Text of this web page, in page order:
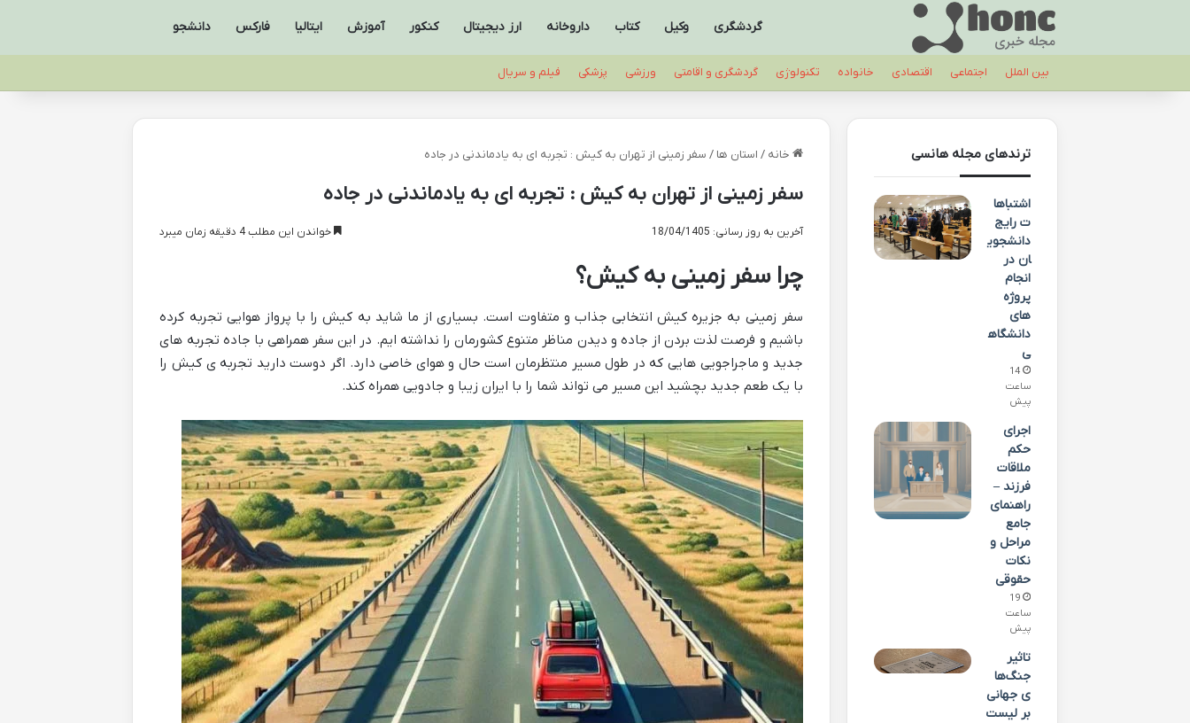
گردشگری وکیل کتاب داروخانه ارز دیجیتال کنکور آموزش ایتالیا فارکس دانشجو
بین الملل اجتماعی اقتصادی خانواده تکنولوژی گردشگری و اقامتی ورزشی پزشکی فیلم و سریال
خانه / استان ها / سفر زمینی از تهران به کیش : تجربه ای به یادماندنی در جاده
سفر زمینی از تهران به کیش : تجربه ای به یادماندنی در جاده
آخرین به روز رسانی: 18/04/1405 خواندن این مطلب 4 دقیقه زمان میبرد
چرا سفر زمینی به کیش؟
سفر زمینی به جزیره کیش انتخابی جذاب و متفاوت است. بسیاری از ما شاید به کیش را با پرواز هوایی تجربه کرده
باشیم و فرصت لذت بردن از جاده و دیدن مناظر متنوع کشورمان را نداشته ایم. در این سفر همراهی با جاده تجربه های
جدید و ماجراجویی هایی که در طول مسیر منتظرمان است حال و هوای خاصی دارد. اگر دوست دارید تجربه ی کیش را
با یک طعم جدید بچشید این مسیر می تواند شما را با ایران زیبا و جادویی همراه کند.
ترندهای مجله هانسی
اشتباها
ت رایج
دانشجوی
ان در
انجام
پروژه
های
دانشگاه
ی
14
ساعت
پیش
اجرای
حکم
ملاقات
فرزند –
راهنمای
جامع
مراحل و
نکات
حقوقی
19
ساعت
پیش
تاثیر
جنگ‌ها
ی جهانی
بر لیست